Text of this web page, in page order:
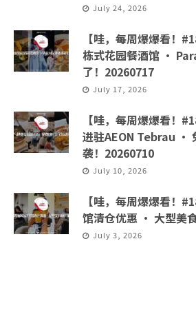
July 24, 2026
【哇，每周爆爆看！
栋式花园餐酒馆 ·
了！20260717
July 17, 2026
【哇，每周爆爆看！
进驻AEON Tebrau ·
袭！20260710
July 10, 2026
【哇，每周爆爆看！
馆清仓优惠 · 大型美
July 3, 2026